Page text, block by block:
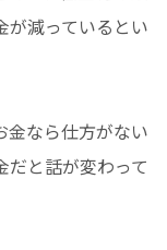
が減っているとい
金なら仕方がない
だと話が変わって